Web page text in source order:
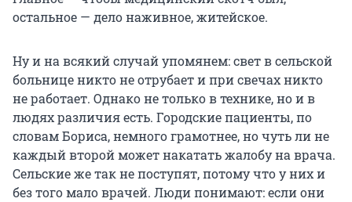
остальное — дело наживное, житейское.
Ну и на всякий случай упомянем: свет в сельской
больнице никто не отрубает и при свечах никто
не работает. Однако не только в технике, но и в
людях различия есть. Городские пациенты, по
словам Бориса, немного грамотнее, но чуть ли не
каждый второй может накатать жалобу на врача.
Сельские же так не поступят, потому что у них и
без того мало врачей. Люди понимают: если они